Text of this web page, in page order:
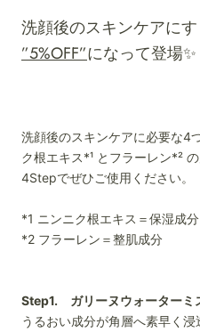
洗顔後のスキンケアに
”5%OFF”になって登場✨
洗顔後のスキンケアに必要な4
ク根エキス*¹ とフラーレン*² の
4Stepでぜひご使用ください。
*1 ニンニク根エキス＝保湿成分
*2 フラーレン＝整肌成分
Step1. ガリーヌウォーターミ
うるおい成分が角層へ素早く浸